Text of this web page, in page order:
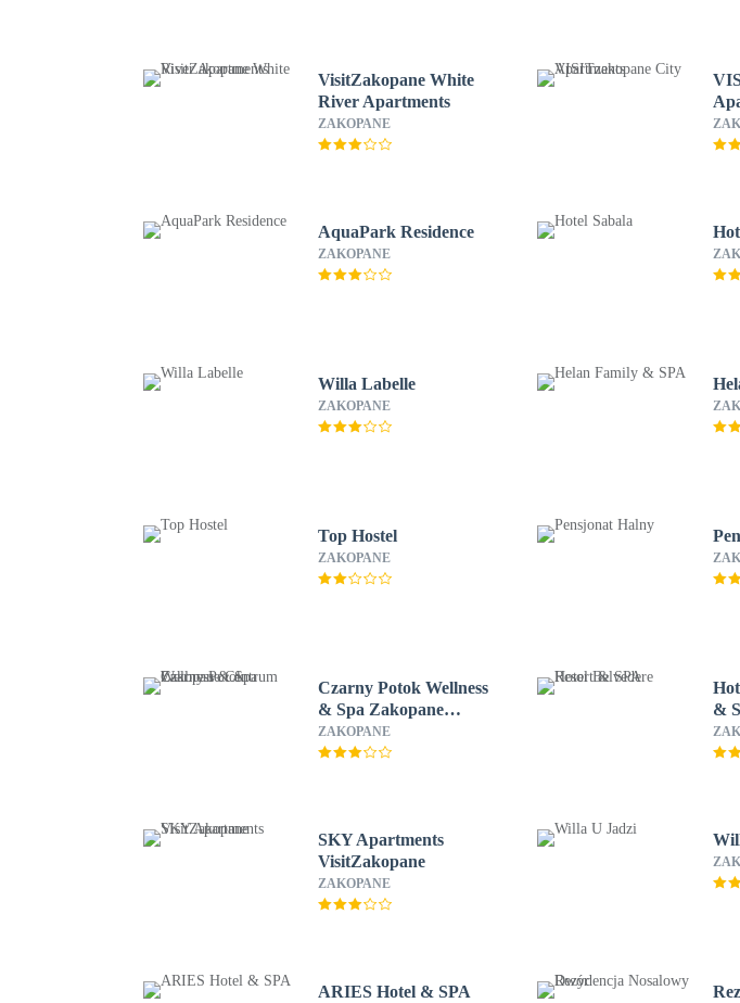
VisitZakopane White
River Apartments
ZAKOPANE
AquaPark Residence
ZAKOPANE
Willa Labelle
ZAKOPANE
Top Hostel
ZAKOPANE
Czarny Potok Wellness
& Spa Zakopane
Centrum
ZAKOPANE
&
SKY Apartments
VisitZakopane
ZAKOPANE
ARIES Hotel & SPA